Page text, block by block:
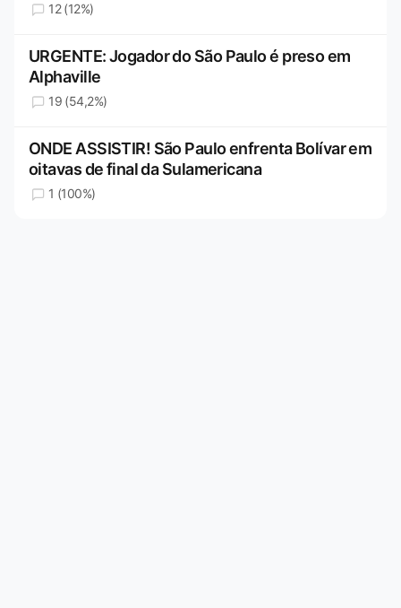
12 (12%)
URGENTE: Jogador do São Paulo é preso em
Alphaville
19 (54,2%)
ONDE ASSISTIR! São Paulo enfrenta Bolívar em
oitavas de final da Sulamericana
1 (100%)